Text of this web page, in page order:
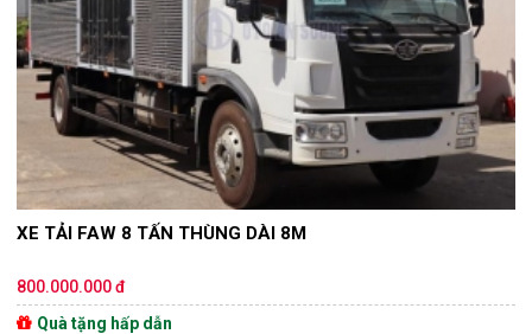
XE TẢI FAW 8 TẤN THÙNG DÀI 8M
800.000.000 đ
Quà tặng hấp dẫn